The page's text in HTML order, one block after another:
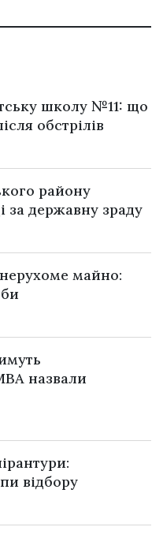
школу №11: що
обстрілів
району
за державну зраду
майно:
назвали
відбору